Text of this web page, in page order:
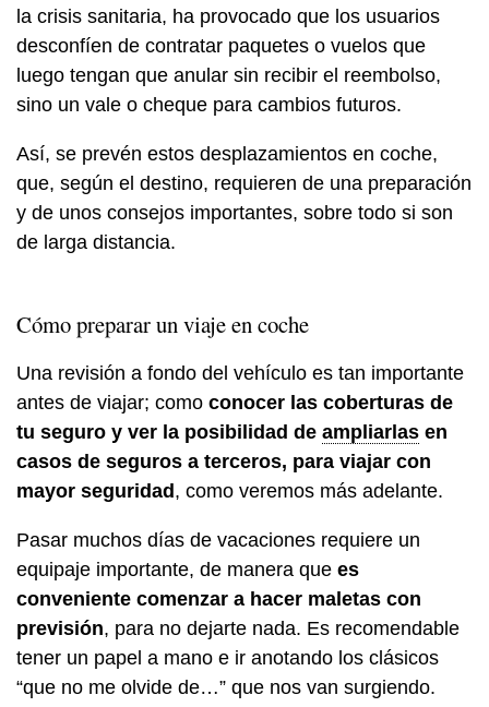
la crisis sanitaria, ha provocado que los usuarios
desconfíen de contratar paquetes o vuelos que
luego tengan que anular sin recibir el reembolso,
sino un vale o cheque para cambios futuros.
Así, se prevén estos desplazamientos en coche,
que, según el destino, requieren de una preparación
y de unos consejos importantes, sobre todo si son
de larga distancia.
Cómo preparar un viaje en coche
Una revisión a fondo del vehículo es tan importante
antes de viajar; como conocer las coberturas de
tu seguro y ver la posibilidad de ampliarlas en
casos de seguros a terceros, para viajar con
mayor seguridad , como veremos más adelante.
Pasar muchos días de vacaciones requiere un
equipaje importante, de manera que es
conveniente comenzar a hacer maletas con
previsión, para no dejarte nada. Es recomendable
tener un papel a mano e ir anotando los clásicos
“que no me olvide de…” que nos van surgiendo.